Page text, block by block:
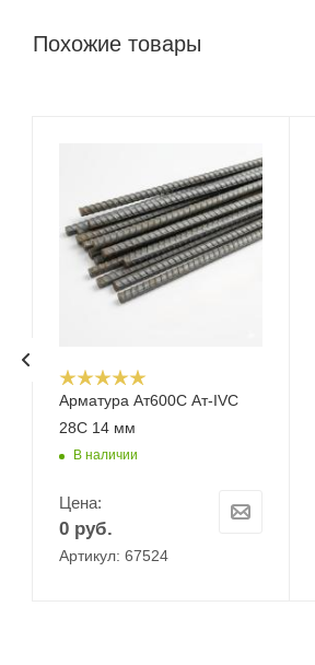
Похожие товары
Арматура Ат600С Ат-IVС
28С 14 мм
В наличии
Цена:
0 руб.
Артикул: 67524